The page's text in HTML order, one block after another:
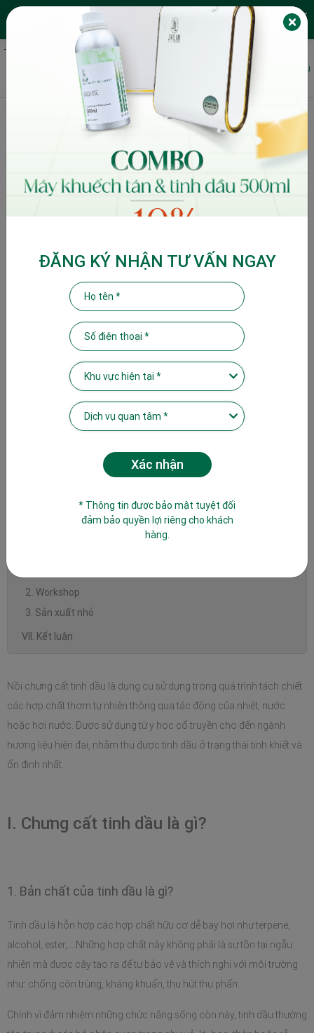
JALIN FRAGRANCES EN
Trang chủ
Story
Nồi chưng cất tinh dầu: Nguyên lý, phương pháp và cách chọn phù
Nồi chưng cất tinh dầu: Nguyên lý,
phương pháp và cách chọn phù hợp
I. Chưng cất tinh dầu là gì?
1. Bản chất của tinh dầu là gì?
trong việc chưng cất tinh dầu
II. Các phương pháp chưng cất tinh dầu phổ biến hiện nay
1. Phương pháp chưng cất tinh dầu bằng hơi nước
2. Phương pháp ép lạnh
3. Phương pháp chiết xuất dung môi
1. Các thành phần chính của bộ chưng cất
2. Chất liệu của nồi chưng cất tinh dầu sẽ ảnh hưởng thế nào
đến tinh dầu?
1. Chưng cất tinh dầu bưởi
3. Chưng cất tinh dầu quế
V. Cách chọn nồi hoặc máy chưng cất tinh dầu phù hợp với nhu
2. Workshop
3. Sản xuất nhỏ
VII. Kết luận
Nồi chưng cất tinh dầu là dụng cụ sử dụng trong quá trình tách chiết
các hợp chất thơm tự nhiên thông qua tác động của nhiệt, nước
hoặc hơi nước. Được sử dụng từ y học cổ truyền cho đến ngành
hương liệu hiện đại, nhằm thu được tinh dầu ở trạng thái tinh khiết và
ổn định nhất.
I. Chưng cất tinh dầu là gì?
1. Bản chất của tinh dầu là gì?
Tinh dầu là hỗn hợp các hợp chất hữu cơ dễ bay hơi như terpene,
alcohol, ester,....Những hợp chất này không phải là sự tồn tại ngẫu
nhiên mà được cây tạo ra để tự bảo vệ và thích nghi với môi trường
như: chống côn trùng, kháng khuẩn, thu hút thụ phấn.
Chính vì đảm nhiệm những chức năng sống còn này, tinh dầu thường
ĐĂNG KÝ NHẬN TƯ VẤN NGAY
* Thông tin được bảo mật tuyệt đối
đảm bảo quyền lợi riêng cho khách
hàng.